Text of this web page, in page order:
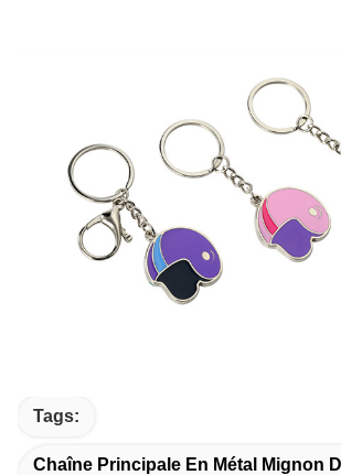
Tags:
Chaîne Principale En Métal Mignon